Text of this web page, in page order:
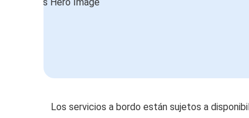
Los servicios a bordo están sujetos a